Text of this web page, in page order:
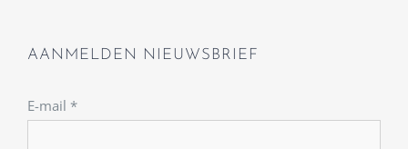
AANMELDEN NIEUWSBRIEF
E-mail *